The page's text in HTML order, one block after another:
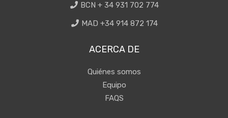
BCN + 34 931 702 774
MAD +34 914 872 174
ACERCA DE
Quiénes somos
Equipo
FAQS